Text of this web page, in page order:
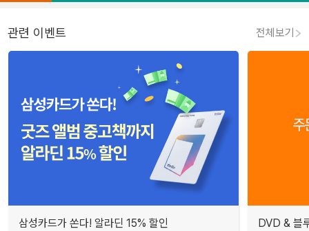
관련 이벤트 전체보기
삼성카드가 쏜다! 알라딘 15% 할인 DVD & 블